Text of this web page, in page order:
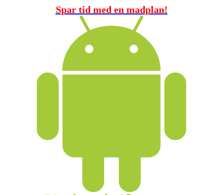
Spar tid med en madplan!